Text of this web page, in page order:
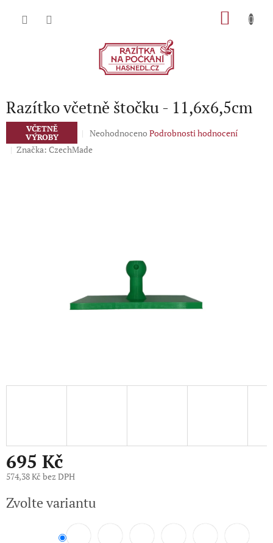
Razítko včetně štočku - 11,6x6,5cm
VČETNĚ
VÝROBY
Průměrné
produktu
Neohodnoceno Podrobnosti hodnocení
Značka: CzechMade
695 Kč
574,38 Kč bez DPH
cena:
Zvolte variantu